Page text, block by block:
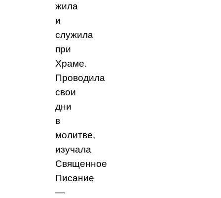
жила
и
служила
при
Храме.
Проводила
свои
дни
в
молитве,
изучала
Священное
Писание
—